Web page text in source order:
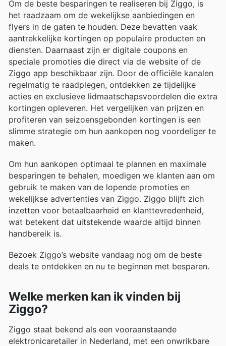
Om de beste besparingen te realiseren bij Ziggo, is
het raadzaam om de wekelijkse aanbiedingen en
flyers in de gaten te houden. Deze bevatten vaak
aantrekkelijke kortingen op populaire producten en
diensten. Daarnaast zijn er digitale coupons en
speciale promoties die direct via de website of de
Ziggo app beschikbaar zijn. Door de officiële kanalen
regelmatig te raadplegen, ontdekken ze tijdelijke
acties en exclusieve lidmaatschapsvoordelen die extra
kortingen opleveren. Het vergelijken van prijzen en
profiteren van seizoensgebonden kortingen is een
slimme strategie om hun aankopen nog voordeliger te
maken.
Om hun aankopen optimaal te plannen en maximale
besparingen te behalen, moedigen we klanten aan om
gebruik te maken van de lopende promoties en
wekelijkse advertenties van Ziggo. Ziggo blijft zich
inzetten voor betaalbaarheid en klanttevredenheid,
wat betekent dat uitstekende waarde altijd binnen
handbereik is.
Bezoek Ziggo’s website vandaag nog om de beste
deals te ontdekken en nu te beginnen met besparen.
Welke merken kan ik vinden bij
Ziggo?
Ziggo staat bekend als een vooraanstaande
elektronicaretailer in Nederland, met een onwrikbare